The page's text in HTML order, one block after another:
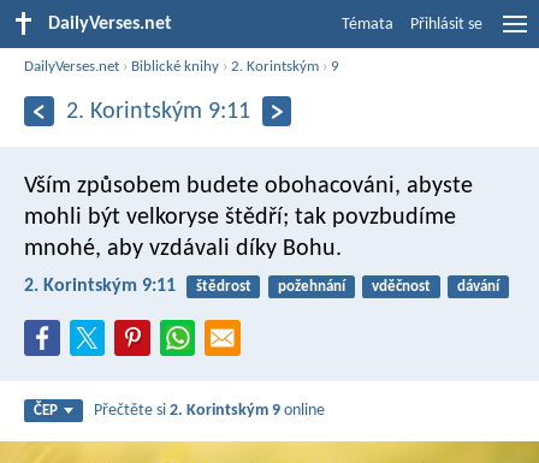
DailyVerses.net Témata Přihlásit se
DailyVerses.net › Biblické knihy ›2. Korintským › 9
2. Korintským 9:11
Vším způsobem budete obohacováni, abyste
mohli být velkoryse štědří; tak povzbudíme
mnohé, aby vzdávali díky Bohu.
2. Korintským 9:11 štědrost požehnání vděčnost dávání
ČEP Přečtěte si2. Korintským 9 online